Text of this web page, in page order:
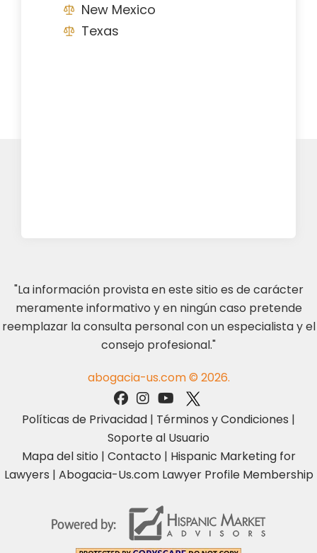
New Mexico
Texas
"La información provista en este sitio es de carácter
meramente informativo y en ningún caso pretende
reemplazar la consulta personal con un especialista y el
consejo profesional."
abogacia-us.com © 2026.
Políticas de Privacidad | Términos y Condiciones |
Soporte al Usuario
Mapa del sitio | Contacto | Hispanic Marketing for
Lawyers | Abogacia-Us.com Lawyer Profile Membership